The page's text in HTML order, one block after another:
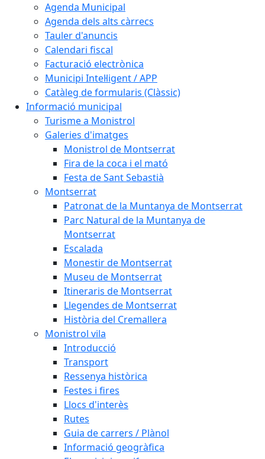
Agenda Municipal
Agenda dels alts càrrecs
Tauler d'anuncis
Calendari fiscal
Facturació electrònica
Municipi Intel·ligent / APP
Catàleg de formularis (Clàssic)
Informació municipal
Turisme a Monistrol
Galeries d'imatges
Monistrol de Montserrat
Fira de la coca i el mató
Festa de Sant Sebastià
Montserrat
Patronat de la Muntanya de Montserrat
Parc Natural de la Muntanya de
Montserrat
Escalada
Monestir de Montserrat
Museu de Montserrat
Itineraris de Montserrat
Llegendes de Montserrat
Història del Cremallera
Monistrol vila
Introducció
Transport
Ressenya històrica
Festes i fires
Llocs d'interès
Rutes
Guia de carrers / Plànol
Informació geogràfica